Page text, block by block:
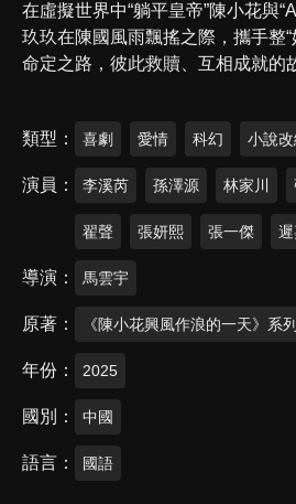
在虛擬世界中“躺平皇帝”陳小花與
玖玖在陳國風雨飄搖之際，攜手整
命定之路，彼此救贖、互相成就的
類型 喜劇 愛情 科幻 小說
演員 李溪芮 孫澤源 林家川
翟聲 張妍熙 張一傑
導演 馬雲宇
原著 《陳小花興風作浪的一天》系
年份 2025
國別 中國
語言 國語